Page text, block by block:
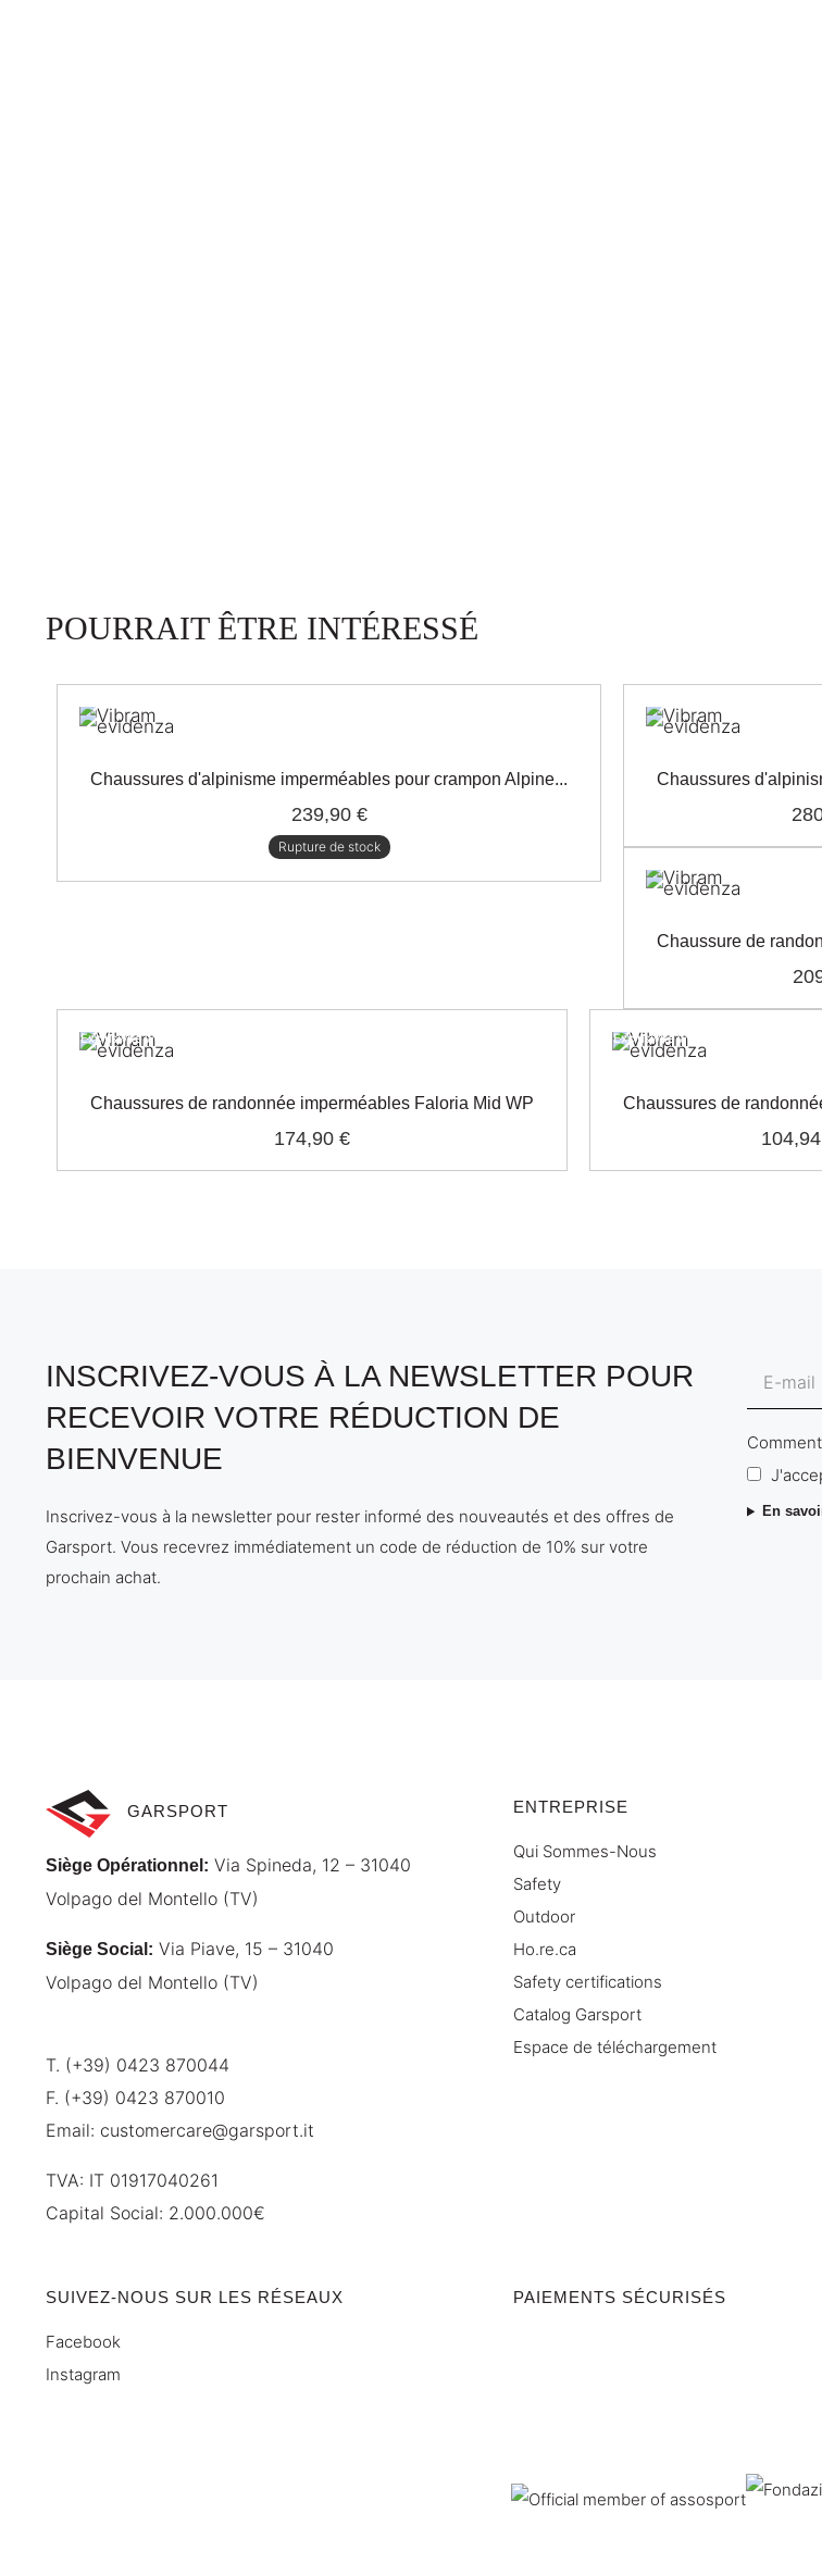
POURRAIT ÊTRE INTÉRESSÉ
Chaussures d'alpinisme imperméables pour crampon Alpine...
239,90 €
Rupture de stock
Chaussures
Chaussure de
Exclusivité web !
Chaussures de randonnée imperméables Faloria Mid WP
174,90 €
Exclusivité web !
Chaussures de
INSCRIVEZ-VOUS À LA NEWSLETTER POUR
RECEVOIR VOTRE RÉDUCTION DE
BIENVENUE
Inscrivez-vous à la newsletter pour rester informé des nouveautés et des offres de
Garsport. Vous recevrez immédiatement un code de réduction de 10% sur votre
prochain achat.
En
GARSPORT
Siège Opérationnel : Via Spineda, 12 – 31040
Volpago del Montello (TV)
Siège Social : Via Piave, 15 – 31040
Volpago del Montello (TV)
T. (+39) 0423 870044
F. (+39) 0423 870010
Email: customercare@garsport.it
TVA: IT 01917040261
Capital Social: 2.000.000€
ENTREPRISE
Qui Sommes-Nous
Safety
Outdoor
Ho.re.ca
Safety certifications
Catalog Garsport
Espace de téléchargement
SUIVEZ-NOUS SUR LES RÉSEAUX
Facebook
Instagram
PAIEMENTS SÉCURISÉS